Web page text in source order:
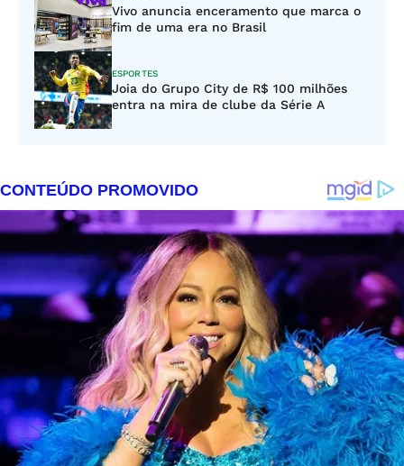
Vivo anuncia enceramento que marca o
fim de uma era no Brasil
ESPORTES
Joia do Grupo City de R$ 100 milhões
entra na mira de clube da Série A